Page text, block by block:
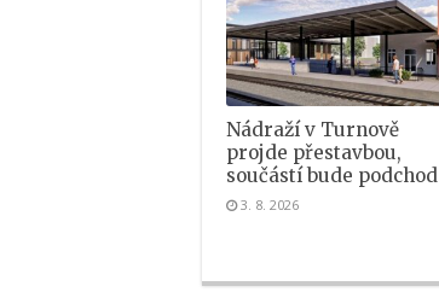
Nádraží v Turnově
projde přestavbou,
součástí bude podchod
3. 8. 2026